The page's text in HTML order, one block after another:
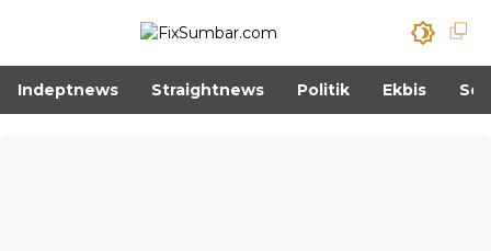
Indeptnews Straightnews Politik Ekbis